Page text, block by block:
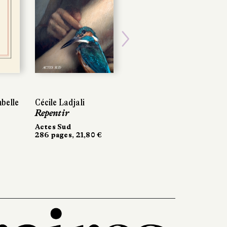
Cécile Ladjali
Repentir
Actes Sud
286 pages, 21,80 €